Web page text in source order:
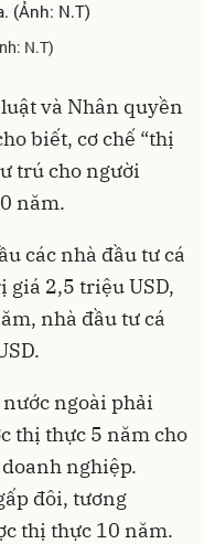
N.T)
và Nhân quyền
biết, cơ chế “thị
trú cho người
năm.
các nhà đầu tư cá
giá 2,5 triệu USD,
nhà đầu tư cá
ngoài phải
thị thực 5 năm cho
nghiệp.
đôi, tương
thị thực 10 năm.